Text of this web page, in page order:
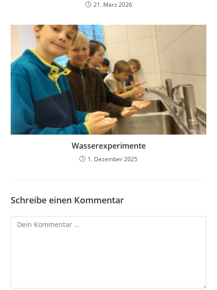
21. März 2026
Wasserexperimente
1. Dezember 2025
Schreibe einen Kommentar